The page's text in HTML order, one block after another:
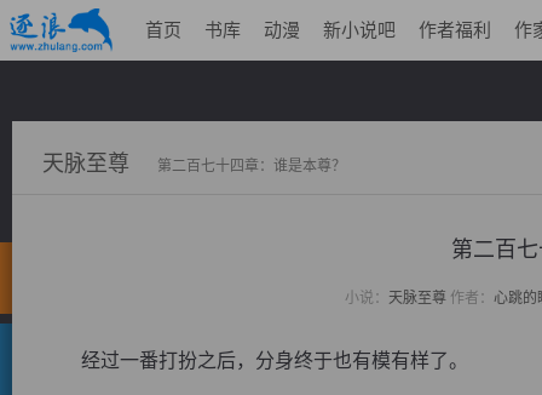
首页 书库 动漫 新小说吧 作者福利 作
天脉至尊 第二百七十四章：谁是本尊？
第二百
小说： 天脉至尊作者： 心跳的
经过一番打扮之后，分身终于也有模有样了。